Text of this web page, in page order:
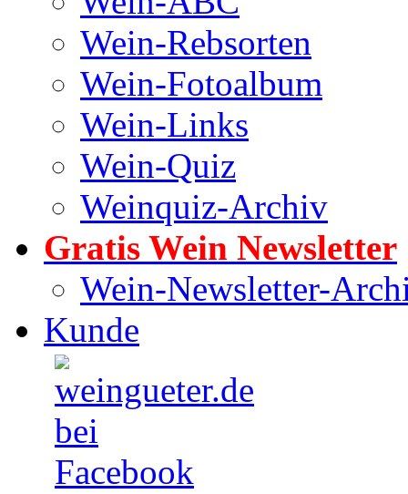
Wein-Rebsorten
Wein-Fotoalbum
Wein-Links
Wein-Quiz
Weinquiz-Archiv
Gratis Wein Newsletter
Wein-Newsletter-
Kunde